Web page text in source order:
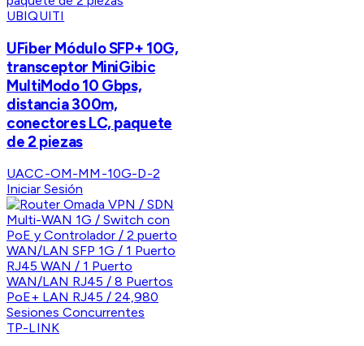
UBIQUITI
UFiber Módulo SFP+ 10G,
transceptor MiniGibic
MultiModo 10 Gbps,
distancia 300m,
conectores LC, paquete
de 2 piezas
UACC-OM-MM-10G-D-2
Iniciar Sesión
TP-LINK